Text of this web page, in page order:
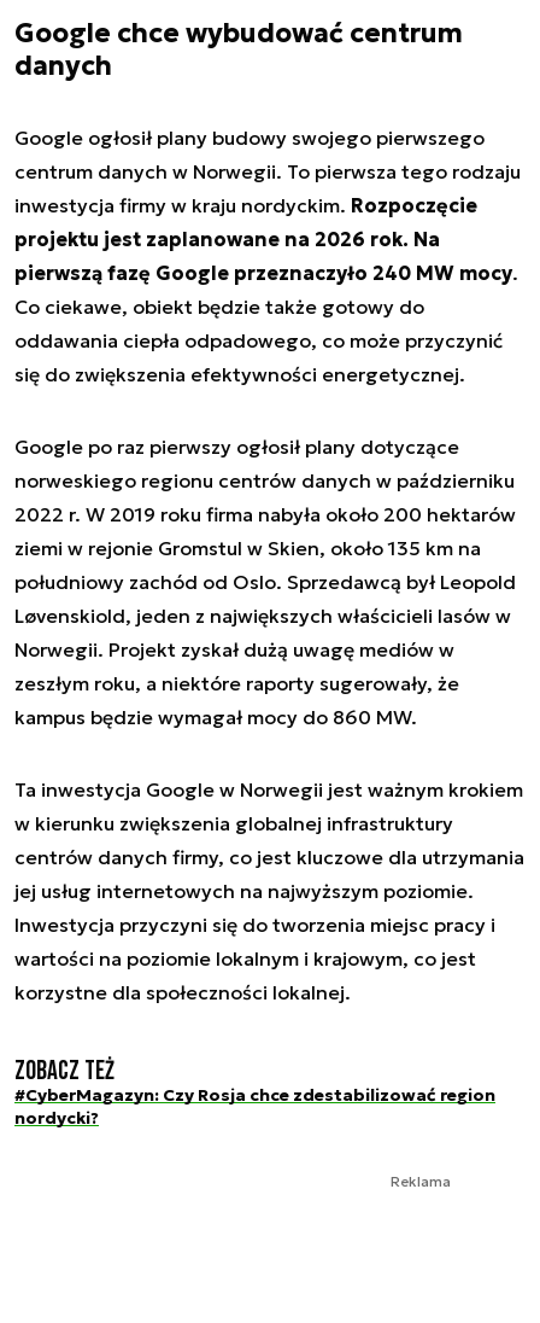
Google chce wybudować centrum
danych
Google ogłosił plany budowy swojego pierwszego
centrum danych w Norwegii. To pierwsza tego rodzaju
inwestycja firmy w kraju nordyckim. Rozpoczęcie
projektu jest zaplanowane na 2026 rok. Na
pierwszą fazę Google przeznaczyło 240 MW mocy.
Co ciekawe, obiekt będzie także gotowy do
oddawania ciepła odpadowego, co może przyczynić
się do zwiększenia efektywności energetycznej.
Google po raz pierwszy ogłosił plany dotyczące
norweskiego regionu centrów danych w październiku
2022 r. W 2019 roku firma nabyła około 200 hektarów
ziemi w rejonie Gromstul w Skien, około 135 km na
południowy zachód od Oslo. Sprzedawcą był Leopold
Løvenskiold, jeden z największych właścicieli lasów w
Norwegii. Projekt zyskał dużą uwagę mediów w
zeszłym roku, a niektóre raporty sugerowały, że
kampus będzie wymagał mocy do 860 MW.
Ta inwestycja Google w Norwegii jest ważnym krokiem
w kierunku zwiększenia globalnej infrastruktury
centrów danych firmy, co jest kluczowe dla utrzymania
jej usług internetowych na najwyższym poziomie.
Inwestycja przyczyni się do tworzenia miejsc pracy i
wartości na poziomie lokalnym i krajowym, co jest
korzystne dla społeczności lokalnej.
Zobacz też
#CyberMagazyn: Czy Rosja chce zdestabilizować region
nordycki?
Reklama